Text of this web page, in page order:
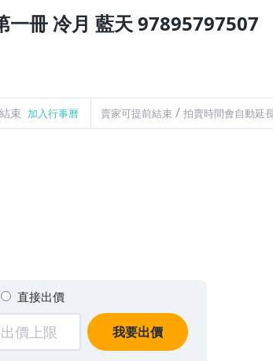
一冊 冷月 藍天 97895797507
束 加入行事曆 賣家可提前結束 / 拍賣時間會自動延
直接出價
我要出價